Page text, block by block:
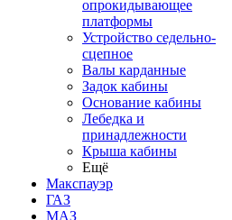
опрокидывающее
платформы
Устройство седельно-
сцепное
Валы карданные
Задок кабины
Основание кабины
Лебедка и
принадлежности
Крыша кабины
Ещё
Макспауэр
ГАЗ
МАЗ